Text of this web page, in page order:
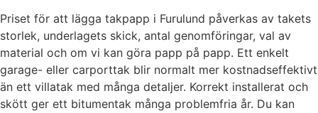
Priset för att lägga takpapp i Furulund påverkas av takets
storlek, underlagets skick, antal genomföringar, val av
material och om vi kan göra papp på papp. Ett enkelt
garage- eller carporttak blir normalt mer kostnadseffektivt
än ett villatak med många detaljer. Korrekt installerat och
skött ger ett bitumentak många problemfria år. Du kan